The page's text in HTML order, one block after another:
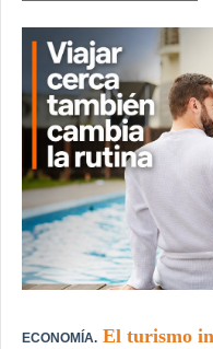
ECONOMÍA. El turismo